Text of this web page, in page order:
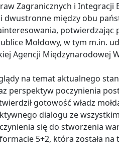
Zagranicznych i Integracji
dwustronne między obu
potwierdzając
Mołdowy, w tym m.in.
Agencji Międzynarodowej
na temat aktualnego
perspektyw poczynienia
gotowość władz
dialogu ze
się do stworzenia
5+2, która została na